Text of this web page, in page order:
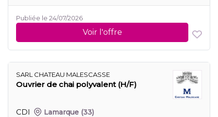
Publiée le 24/07/2026
Voir l'offre
SARL CHATEAU MALESCASSE
Ouvrier de chai polyvalent (H/F)
CDI Lamarque (33)